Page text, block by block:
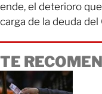
ende, el deterioro
carga de la deuda
TE